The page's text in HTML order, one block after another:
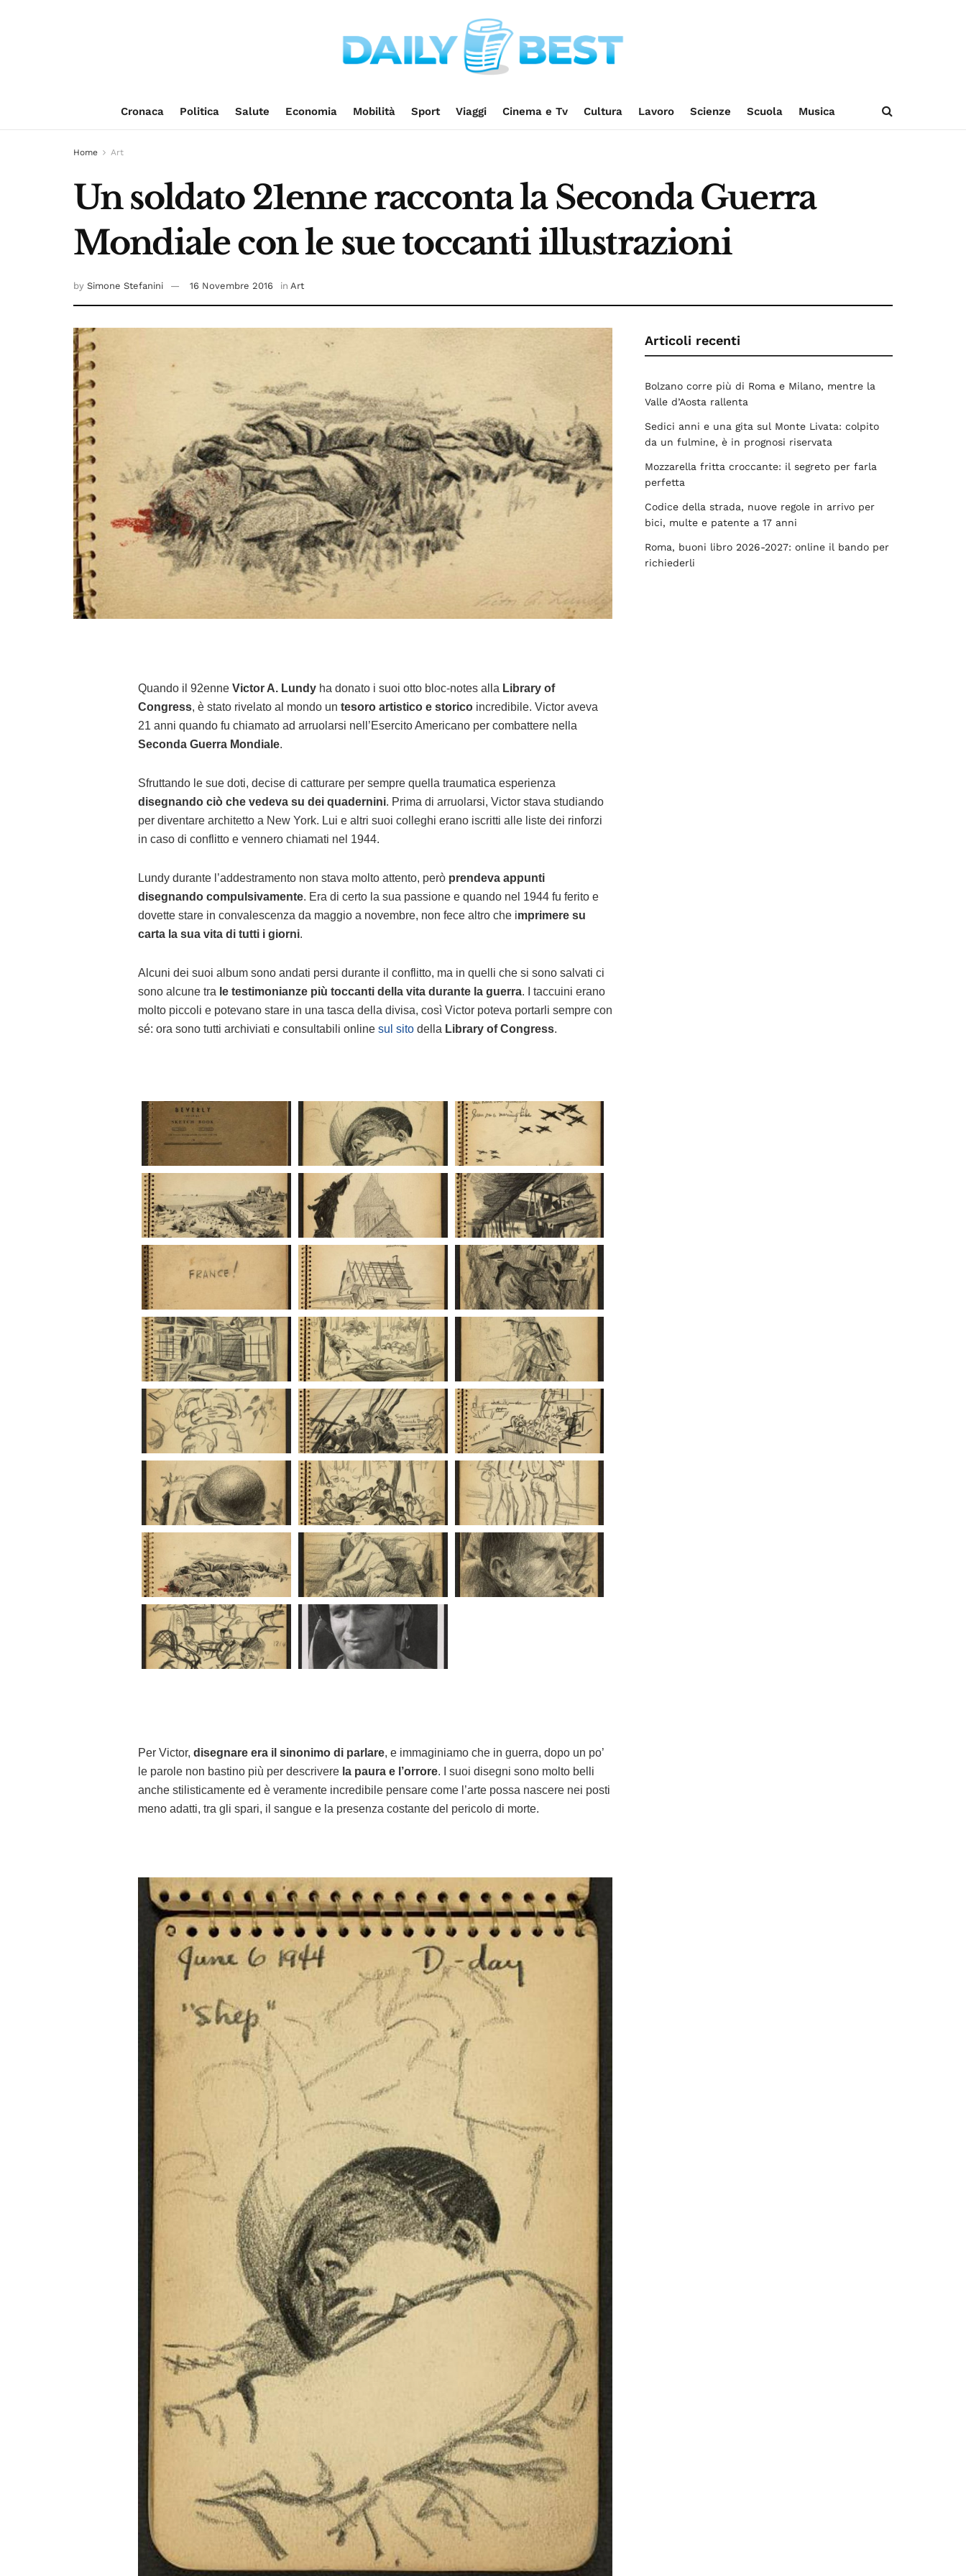
Cronaca Politica Salute Economia Mobilità Sport Viaggi Cinema e Tv Cultura Lavoro Scienze Scuola Musica
Home Art
Un soldato 21enne racconta la Seconda Guerra
Mondiale con le sue toccanti illustrazioni
by Simone Stefanini 16 Novembre 2016 in Art
Quando il 92enne Victor A. Lundy ha donato i suoi otto bloc-notes alla Library of
Congress, è stato rivelato al mondo un tesoro artistico e storico incredibile. Victor aveva
21 anni quando fu chiamato ad arruolarsi nell’Esercito Americano per combattere nella
Seconda Guerra Mondiale.
Sfruttando le sue doti, decise di catturare per sempre quella traumatica esperienza
disegnando ciò che vedeva su dei quadernini. Prima di arruolarsi, Victor stava studiando
per diventare architetto a New York. Lui e altri suoi colleghi erano iscritti alle liste dei rinforzi
in caso di conflitto e vennero chiamati nel 1944.
Lundy durante l’addestramento non stava molto attento, però prendeva appunti
disegnando compulsivamente. Era di certo la sua passione e quando nel 1944 fu ferito e
dovette stare in convalescenza da maggio a novembre, non fece altro che imprimere su
carta la sua vita di tutti i giorni.
Alcuni dei suoi album sono andati persi durante il conflitto, ma in quelli che si sono salvati ci
sono alcune tra le testimonianze più toccanti della vita durante la guerra. I taccuini erano
molto piccoli e potevano stare in una tasca della divisa, così Victor poteva portarli sempre con
sé: ora sono tutti archiviati e consultabili online sul sito della Library of Congress.
Per Victor, disegnare era il sinonimo di parlare, e immaginiamo che in guerra, dopo un po’
le parole non bastino più per descrivere la paura e l’orrore. I suoi disegni sono molto belli
anche stilisticamente ed è veramente incredibile pensare come l’arte possa nascere nei posti
meno adatti, tra gli spari, il sangue e la presenza costante del pericolo di morte.
Articoli recenti
Bolzano corre più di Roma e Milano, mentre la
Valle d’Aosta rallenta
Sedici anni e una gita sul Monte Livata: colpito
da un fulmine, è in prognosi riservata
Mozzarella fritta croccante: il segreto per farla
perfetta
Codice della strada, nuove regole in arrivo per
bici, multe e patente a 17 anni
Roma, buoni libro 2026-2027: online il bando per
richiederli